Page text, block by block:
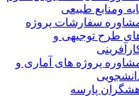
ومنابع طبیعی
سفارشات پروژه
طرح توجیهی و
پروژه های آماری و
پارسه